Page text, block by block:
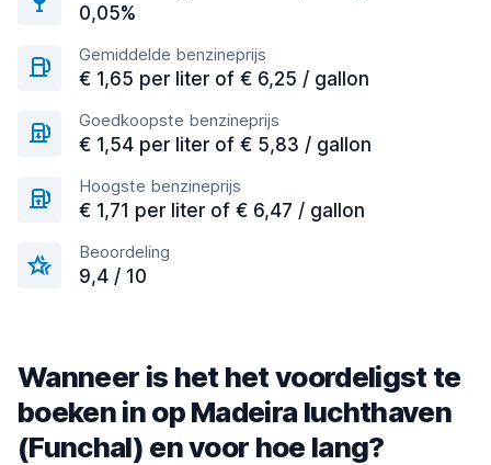
0,05%
Gemiddelde benzineprijs
€ 1,65 per liter of € 6,25 / gallon
Goedkoopste benzineprijs
€ 1,54 per liter of € 5,83 / gallon
Hoogste benzineprijs
€ 1,71 per liter of € 6,47 / gallon
Beoordeling
9,4 / 10
Wanneer is het het voordeligst te
boeken in op Madeira luchthaven
(Funchal) en voor hoe lang?